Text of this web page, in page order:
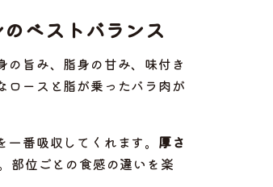
ベストバランス
旨み、脂身の甘み、味付き
ロースと脂が乗ったバラ肉が
番吸収してくれます。 厚さ
部位ごとの食感の違いを楽